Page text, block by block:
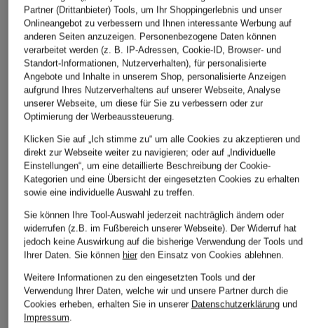
ÄHNLICHE ARTIKEL ENTDECKEN
Partner (Drittanbieter) Tools, um Ihr Shoppingerlebnis und unser
Onlineangebot zu verbessern und Ihnen interessante Werbung auf
anderen Seiten anzuzeigen. Personenbezogene Daten können
verarbeitet werden (z. B. IP-Adressen, Cookie-ID, Browser- und
Standort-Informationen, Nutzerverhalten), für personalisierte
Angebote und Inhalte in unserem Shop, personalisierte Anzeigen
aufgrund Ihres Nutzerverhaltens auf unserer Webseite, Analyse
unserer Webseite, um diese für Sie zu verbessern oder zur
Optimierung der Werbeaussteuerung.
Klicken Sie auf „Ich stimme zu“ um alle Cookies zu akzeptieren und
direkt zur Webseite weiter zu navigieren; oder auf „Individuelle
Einstellungen“, um eine detaillierte Beschreibung der Cookie-
Kategorien und eine Übersicht der eingesetzten Cookies zu erhalten
sowie eine individuelle Auswahl zu treffen.
Sie können Ihre Tool-Auswahl jederzeit nachträglich ändern oder
widerrufen (z.B. im Fußbereich unserer Webseite). Der Widerruf hat
jedoch keine Auswirkung auf die bisherige Verwendung der Tools und
Ihrer Daten. Sie können hierden Einsatz von Cookies ablehnen.
Weitere Informationen zu den eingesetzten Tools und der
Verwendung Ihrer Daten, welche wir und unsere Partner durch die
Cookies erheben, erhalten Sie in unserer Datenschutzerklärungund
Impressum.